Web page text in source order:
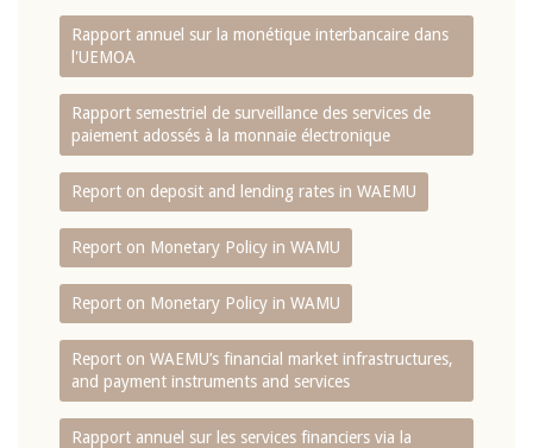
Rapport annuel sur la monétique interbancaire dans
l'UEMOA
Rapport semestriel de surveillance des services de
paiement adossés à la monnaie électronique
Report on deposit and lending rates in WAEMU
Report on Monetary Policy in WAMU
Report on Monetary Policy in WAMU
Report on WAEMU’s financial market infrastructures,
and payment instruments and services
Rapport annuel sur les services financiers via la